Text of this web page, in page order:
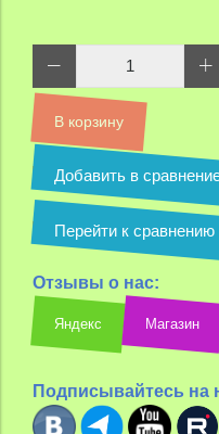
В корзину
Добавить в
Перейти к сравнению
Отзывы о нас:
Яндекс Магазин
Подписывайтесь на